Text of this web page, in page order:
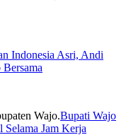
Indonesia Asri, Andi
Bupati Wajo
Jam Kerja